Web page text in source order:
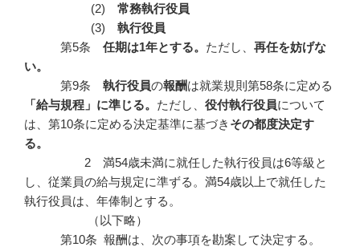
(2) 常務執行役員
(3) 執行役員
第5条 任期は1年とする。 ただし、 再任を妨げな
い。
第9条 執行役員の報酬は就業規則第58条に定める
「給与規程」に準じる。 ただし、 役付執行役員について
は、第10条に定める決定基準に基づき その都度決定す
る。
2 満54歳未満に就任した執行役員は6等級と
し、従業員の給与規定に準ずる。満54歳以上で就任した
執行役員は、年俸制とする。
（以下略）
第10条 報酬は、次の事項を勘案して決定する。